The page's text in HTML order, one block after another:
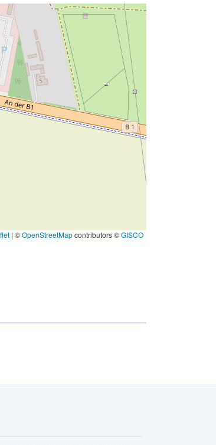
| ©OpenStreetMapcontributors ©GISCO